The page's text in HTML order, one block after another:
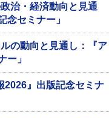
治・経済動向と見通
念セミナー」
の動向と見通し：『ア
ー」
2026』出版記念セミナ